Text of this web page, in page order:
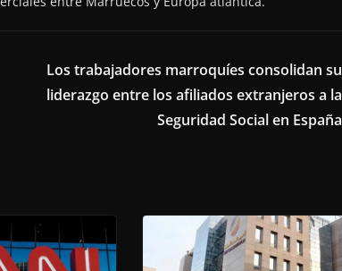
Los trabajadores marroquíes consolidan su
liderazgo entre los afiliados extranjeros a la
Seguridad Social en España